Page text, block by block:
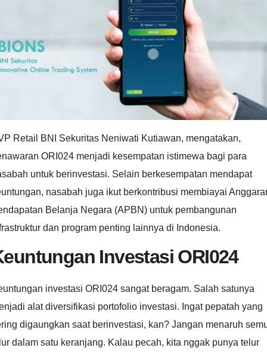
Retail BNI Sekuritas Neniwati Kutiawan, mengatakan,
ORI024 menjadi kesempatan istimewa bagi para
untuk berinvestasi. Selain berkesempatan mendapat
nasabah juga ikut berkontribusi membiayai
Belanja Negara (APBN) untuk pembangunan
dan program penting lainnya di Indonesia.
Investasi ORI024
investasi ORI024 sangat beragam. Salah satunya
alat diversifikasi portofolio investasi. Ingat pepatah yang
digaungkan saat berinvestasi, kan? Jangan menaruh
dalam satu keranjang. Kalau pecah, kita nggak punya telur